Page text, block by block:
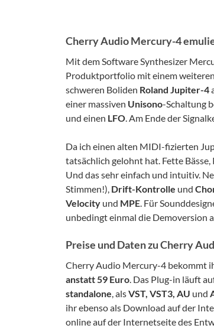
Cherry Audio Mercury-4
Mit dem Software Synthesizer
Produktportfolio mit einem
schweren Boliden Roland Jupiter-4
einer massiven Unisono-Schaltung
und einen LFO. Am Ende der
Da ich einen alten MIDI-fizierten
tatsächlich gelohnt hat. Fette Bässe,
Und das sehr einfach und intuitiv.
Stimmen!), Drift-Kontrolle und
Velocity und MPE. Für
unbedingt einmal die Demoversion
Preise und Daten zu Cherry
Cherry Audio Mercury-4 bekommt
anstatt 59 Euro. Das Plug-in läuft
standalone, alsVST, VST3, AU und
ihr ebenso als Download auf der
online auf der Internetseite des